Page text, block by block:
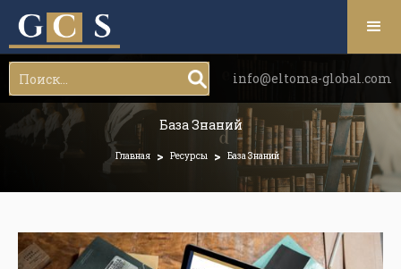
info@eltoma-global.com
База Знаний
Главная > Ресурсы > База Знаний